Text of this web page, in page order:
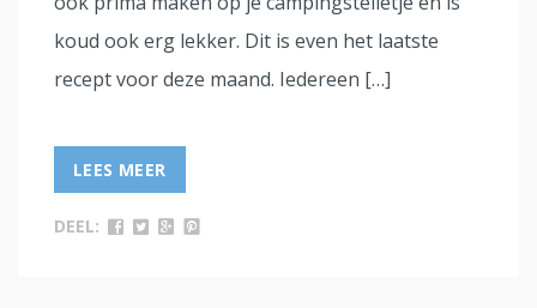
koud ook erg lekker. Dit is even het laatste
recept voor deze maand. Iedereen […]
LEES MEER
DEEL: